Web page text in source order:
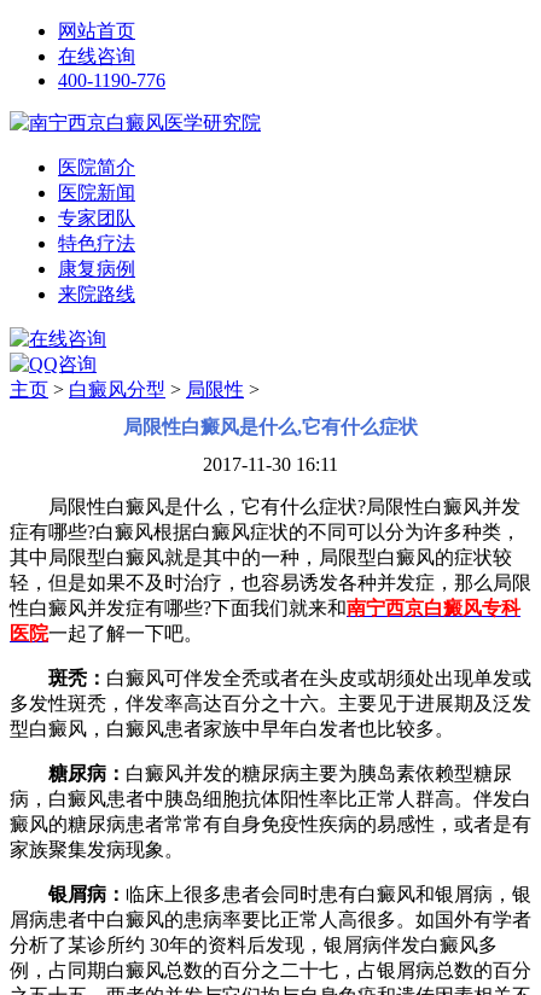
网站首页
在线咨询
400-1190-776
医院简介
医院新闻
专家团队
特色疗法
康复病例
来院路线
主页 > 白癜风分型 > 局限性 >
局限性白癜风是什么,它有什么症状
2017-11-30 16:11
局限性白癜风是什么，它有什么症状?局限性白癜风并发
症有哪些?白癜风根据白癜风症状的不同可以分为许多种类，
其中局限型白癜风就是其中的一种，局限型白癜风的症状较
轻，但是如果不及时治疗，也容易诱发各种并发症，那么局限
性白癜风并发症有哪些?下面我们就来和南宁西京白癜风专科
医院一起了解一下吧。
斑秃： 白癜风可伴发全秃或者在头皮或胡须处出现单发或
多发性斑秃，伴发率高达百分之十六。主要见于进展期及泛发
型白癜风，白癜风患者家族中早年白发者也比较多。
糖尿病： 白癜风并发的糖尿病主要为胰岛素依赖型糖尿
病，白癜风患者中胰岛细胞抗体阳性率比正常人群高。伴发白
癜风的糖尿病患者常常有自身免疫性疾病的易感性，或者是有
家族聚集发病现象。
银屑病： 临床上很多患者会同时患有白癜风和银屑病，银
屑病患者中白癜风的患病率要比正常人高很多。如国外有学者
分析了某诊所约 30年的资料后发现，银屑病伴发白癜风多
例，占同期白癜风总数的百分之二十七，占银屑病总数的百分